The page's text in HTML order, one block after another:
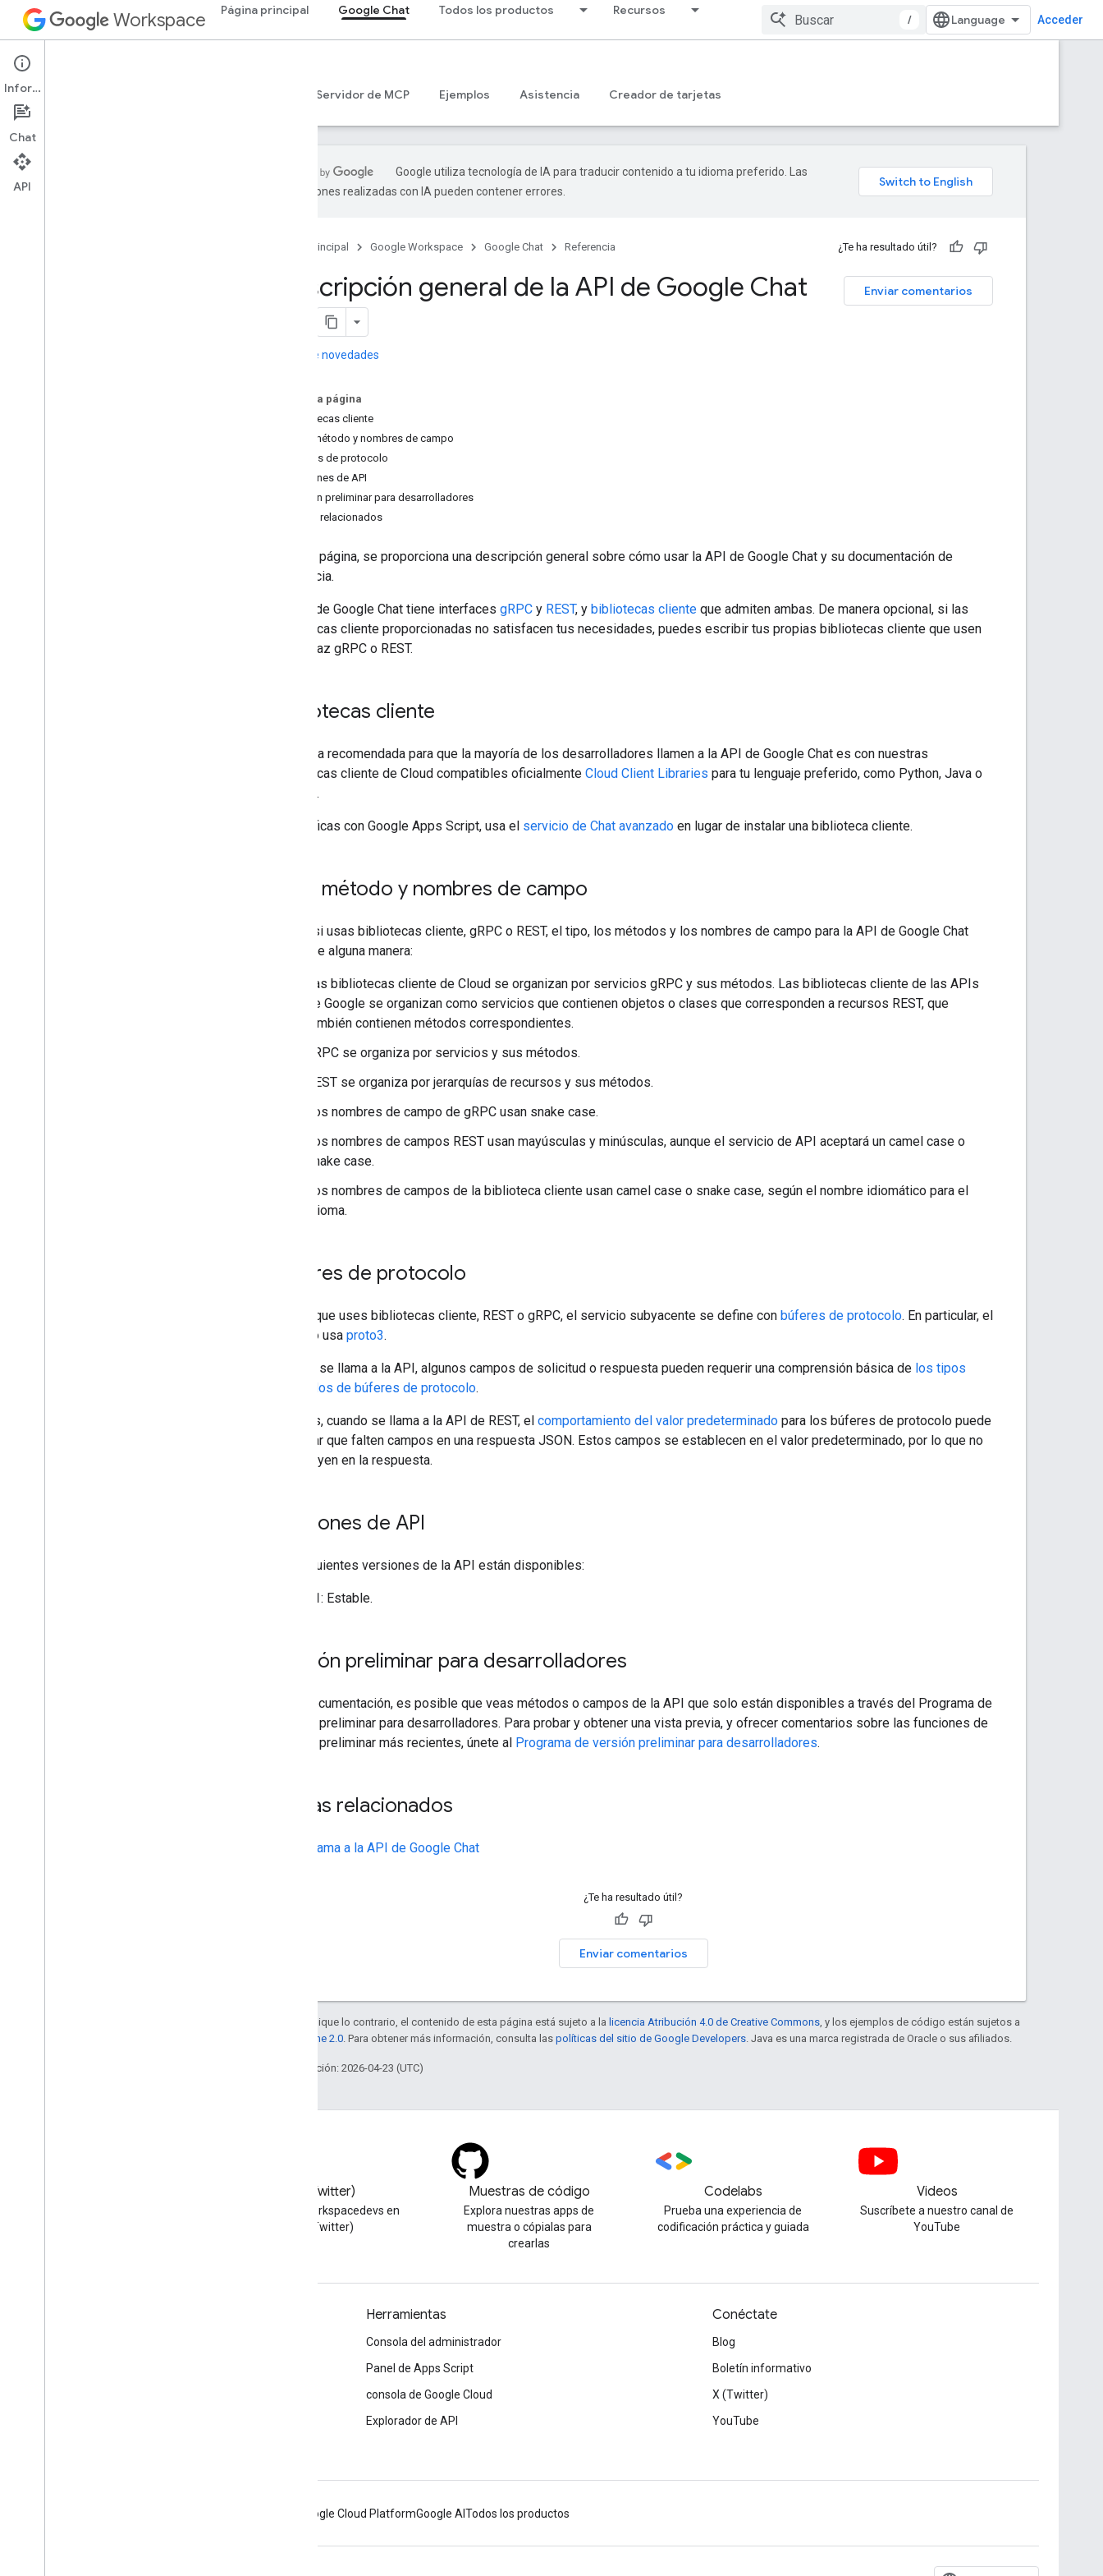
Workspace Página principal Google Chat Todos los productos Recursos
/ Acceder
Google Chat
Descripción general Servidor de MCP Ejemplos Asistencia Creador de tarjetas
Google utiliza tecnología de IA para traducir contenido a tu idioma preferido. Las
traducciones realizadas con IA pueden contener errores.
Página principal Google Workspace Google Chat Referencia ¿Te ha resultado útil?
Enviar comentarios
Descripción general de la API de Google Chat
Notas de novedades
En esta página
Bibliotecas cliente
Tipo, método y nombres de campo
búferes de protocolo
Versiones de API
Versión preliminar para desarrolladores
Temas relacionados
En esta página, se proporciona una descripción general sobre cómo usar la API de Google Chat y su documentación de
referencia.
La API de Google Chat tiene interfaces gRPC y REST, y bibliotecas cliente que admiten ambas. De manera opcional, si las
bibliotecas cliente proporcionadas no satisfacen tus necesidades, puedes escribir tus propias bibliotecas cliente que usen
la interfaz gRPC o REST.
Bibliotecas cliente
La forma recomendada para que la mayoría de los desarrolladores llamen a la API de Google Chat es con nuestras
bibliotecas cliente de Cloud compatibles oficialmente Cloud Client Libraries para tu lenguaje preferido, como Python, Java o
Node.js.
Si codificas con Google Apps Script, usa el servicio de Chat avanzado en lugar de instalar una biblioteca cliente.
método y nombres de campo
Según si usas bibliotecas cliente, gRPC o REST, el tipo, los métodos y los nombres de campo para la API de Google Chat
varían de alguna manera:
Las bibliotecas cliente de Cloud se organizan por servicios gRPC y sus métodos. Las bibliotecas cliente de las APIs
de Google se organizan como servicios que contienen objetos o clases que corresponden a recursos REST, que
también contienen métodos correspondientes.
gRPC se organiza por servicios y sus métodos.
REST se organiza por jerarquías de recursos y sus métodos.
Los nombres de campo de gRPC usan snake case.
Los nombres de campos REST usan mayúsculas y minúsculas, aunque el servicio de API aceptará un camel case o
snake case.
Los nombres de campos de la biblioteca cliente usan camel case o snake case, según el nombre idiomático para el
idioma.
búferes de protocolo
Ya sea que uses bibliotecas cliente, REST o gRPC, el servicio subyacente se define con búferes de protocolo. En particular, el
servicio usa proto3.
Cuando se llama a la API, algunos campos de solicitud o respuesta pueden requerir una comprensión básica de los tipos
conocidos de búferes de protocolo.
Además, cuando se llama a la API de REST, el comportamiento del valor predeterminado para los búferes de protocolo puede
provocar que falten campos en una respuesta JSON. Estos campos se establecen en el valor predeterminado, por lo que no
se incluyen en la respuesta.
Versiones de API
Las siguientes versiones de la API están disponibles:
v1: Estable.
Versión preliminar para desarrolladores
En la documentación, es posible que veas métodos o campos de la API que solo están disponibles a través del Programa de
versión preliminar para desarrolladores. Para probar y obtener una vista previa, y ofrecer comentarios sobre las funciones de
versión preliminar más recientes, únete al Programa de versión preliminar para desarrolladores.
Temas relacionados
Llama a la API de Google Chat
¿Te ha resultado útil?
Enviar comentarios
Salvo que se indique lo contrario, el contenido de esta página está sujeto a la licencia Atribución 4.0 de Creative Commons , y los ejemplos de código están sujetos a
licencia Apache 2.0 . Para obtener más información, consulta las políticas del sitio de Google Developers . Java es una marca registrada de Oracle o sus afiliados.
Última actualización: 2026-04-23 (UTC)
X (Twitter)
Sigue a @workspacedevs en
X (Twitter)
Muestras de código
Explora nuestras apps de
muestra o cópialas para
crearlas
Codelabs
Prueba una experiencia de
codificación práctica y guiada
Videos
Suscríbete a nuestro canal de
YouTube
Herramientas
Consola del administrador
Panel de Apps Script
consola de Google Cloud
Explorador de API
Conéctate
Blog
Boletín informativo
X (Twitter)
YouTube
Google Cloud PlatformGoogle AI Todos los productos
Información
Chat
API